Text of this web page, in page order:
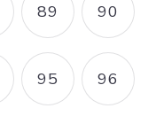
PAGE
89 PAGE
90
PAGE
95 PAGE
96